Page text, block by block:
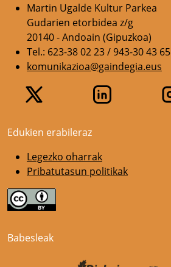
Martin Ugalde Kultur Parkea
Gudarien etorbidea z/g
20140 - Andoain (Gipuzkoa)
Tel.: 623-38 02 23 / 943-30 43 65
komunikazioa@gaindegia.eus
Edukien erabileraz
Legezko oharrak
Pribatutasun politikak
Babesleak